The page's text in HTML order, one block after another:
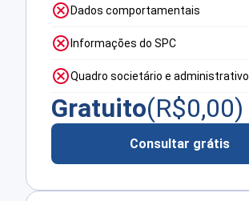
Dados comportamentais
Informações do SPC
Quadro societário e administrativo
Gratuito(R$0,00)
Consultar grátis